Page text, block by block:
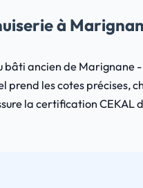
à
bâti ancien de Marignane
les cotes précises,
la certification CEKAL